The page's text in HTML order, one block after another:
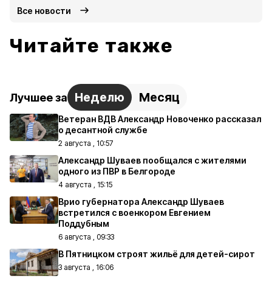
Все новости
Читайте также
Лучшее за Неделю Месяц
Ветеран ВДВ Александр Новоченко рассказал
о десантной службе
2 августа , 10:57
Александр Шуваев пообщался с жителями
одного из ПВР в Белгороде
4 августа , 15:15
Врио губернатора Александр Шуваев
встретился с военкором Евгением
Поддубным
6 августа , 09:33
В Пятницком строят жильё для детей-сирот
3 августа , 16:06